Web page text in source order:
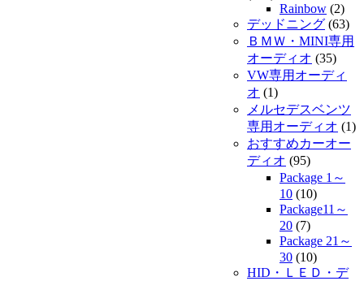
Rainbow (2)
デッドニング (63)
ＢＭＷ・MINI専用
オーディオ (35)
VW専用オーディ
オ (1)
メルセデスベンツ
専用オーディオ (1)
おすすめカーオー
ディオ (95)
Package 1～
10 (10)
Package11～
20 (7)
Package 21～
30 (10)
HID・ＬＥＤ・デ